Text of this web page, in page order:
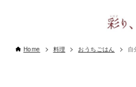
Home 料理 おうちごはん 自